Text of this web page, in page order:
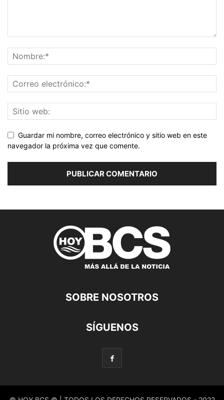
Guardar mi nombre, correo electrónico y sitio web en este
navegador la próxima vez que comente.
SOBRE NOSOTROS
SÍGUENOS